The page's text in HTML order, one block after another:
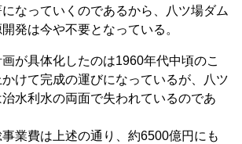
なっていくのであるから、八ツ場ダム
発は今や不要となっている。
が具体化したのは1960年代中頃のこ
けて完成の運びになっているが、八ツ
水利水の両面で失われているのであ
業費は上述の通り、約6500億円にも